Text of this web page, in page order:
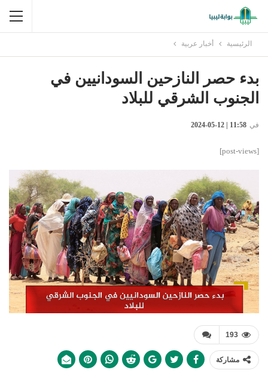
الرئيسية أخبار عربية
بدء حصر النازحين السودانيين في
الجنوب الشرقي للبلاد
في 11:58 | 12-05-2024
[post-views]
193
مشاركة